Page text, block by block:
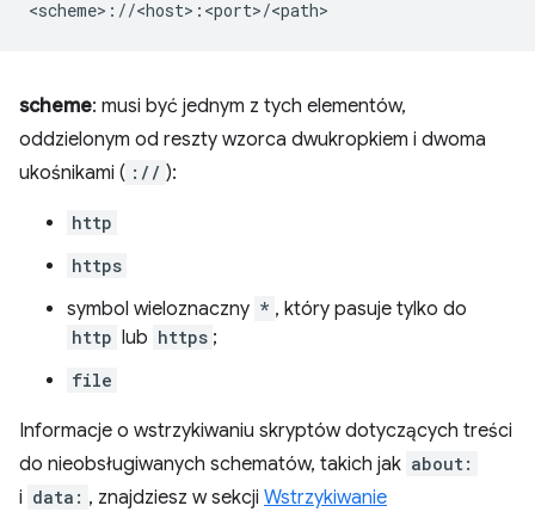
scheme: musi być jednym z tych elementów,
oddzielonym od reszty wzorca dwukropkiem i dwoma
ukośnikami ( :// ):
http
https
symbol wieloznaczny * , który pasuje tylko do
http lub https ;
file
Informacje o wstrzykiwaniu skryptów dotyczących treści
do nieobsługiwanych schematów, takich jak about:
i data: , znajdziesz w sekcji Wstrzykiwanie